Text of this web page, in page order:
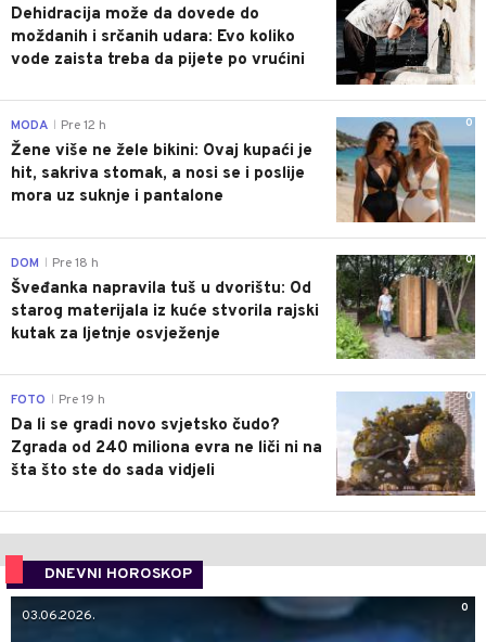
Dehidracija može da dovede do
moždanih i srčanih udara: Evo koliko
vode zaista treba da pijete po vrućini
0
MODA Pre 12 h
Žene više ne žele bikini: Ovaj kupaći je
hit, sakriva stomak, a nosi se i poslije
mora uz suknje i pantalone
0
DOM Pre 18 h
Šveđanka napravila tuš u dvorištu: Od
starog materijala iz kuće stvorila rajski
kutak za ljetnje osvježenje
0
FOTO Pre 19 h
Da li se gradi novo svjetsko čudo?
Zgrada od 240 miliona evra ne liči ni na
šta što ste do sada vidjeli
DNEVNI HOROSKOP
0
03.06.2026.